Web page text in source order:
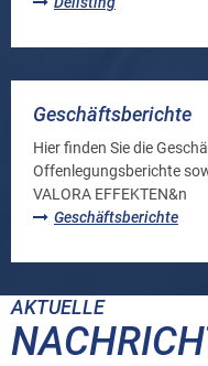
Geschäftsberichte
Hier finden Sie die
Offenlegungsberichte
VALORA EFFEKTEN&n
Geschäftsberichte
AKTUELLE